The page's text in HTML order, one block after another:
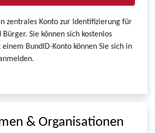
zentrales Konto zur Identifizierung für
Sie können sich kostenlos
BundID-Konto können Sie sich in
& Organisationen